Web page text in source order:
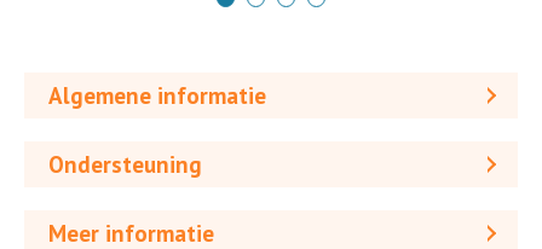
Algemene informatie
Ondersteuning
Meer informatie